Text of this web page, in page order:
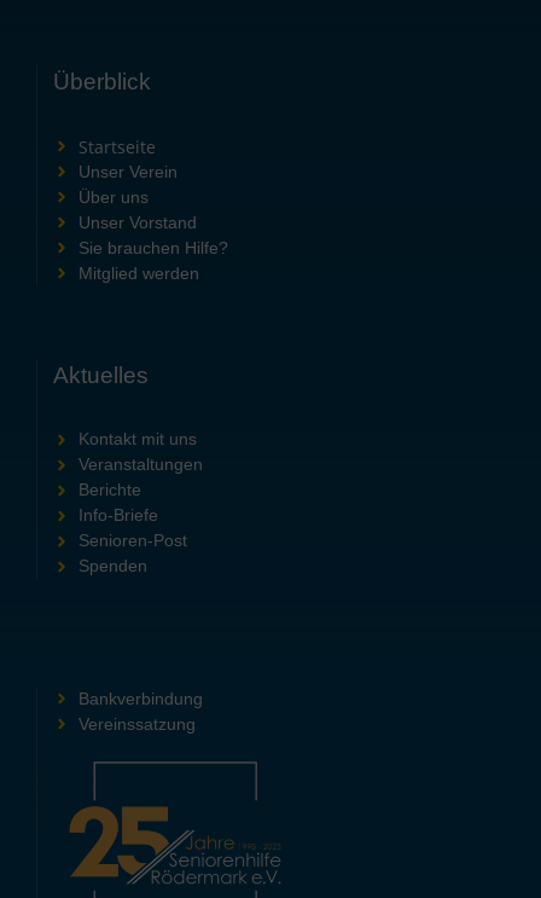
Überblick
Startseite
Unser Verein
Über uns
Unser Vorstand
Sie brauchen Hilfe?
Mitglied werden
Aktuelles
Kontakt mit uns
Veranstaltungen
Berichte
Info-Briefe
Senioren-Post
Spenden
Bankverbindung
Vereinssatzung